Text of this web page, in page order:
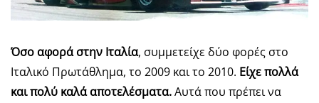
Όσο αφορά στην Ιταλία, συμμετείχε δύο φορές στο
Ιταλικό Πρωτάθλημα, το 2009 και το 2010. Είχε πολλά
και πολύ καλά αποτελέσματα.Αυτά που πρέπει να